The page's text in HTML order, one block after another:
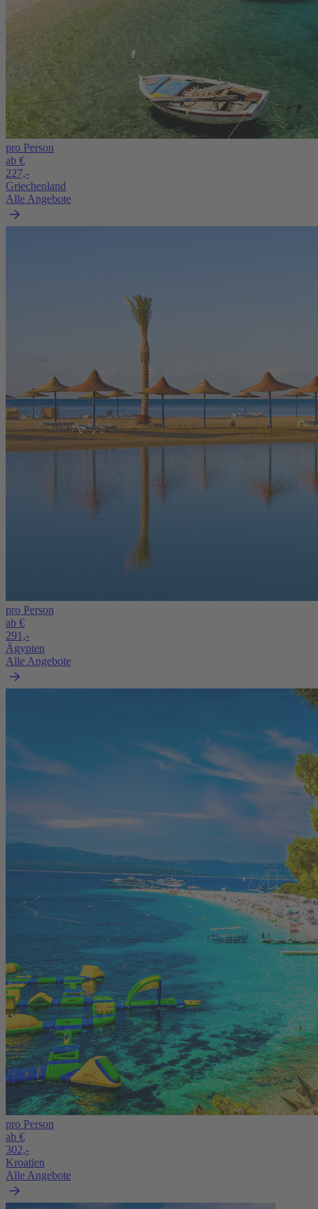
pro Person
ab €
227,-
Griechenland
Alle Angebote
pro Person
ab €
291,-
Ägypten
Alle Angebote
pro Person
ab €
302,-
Kroatien
Alle Angebote